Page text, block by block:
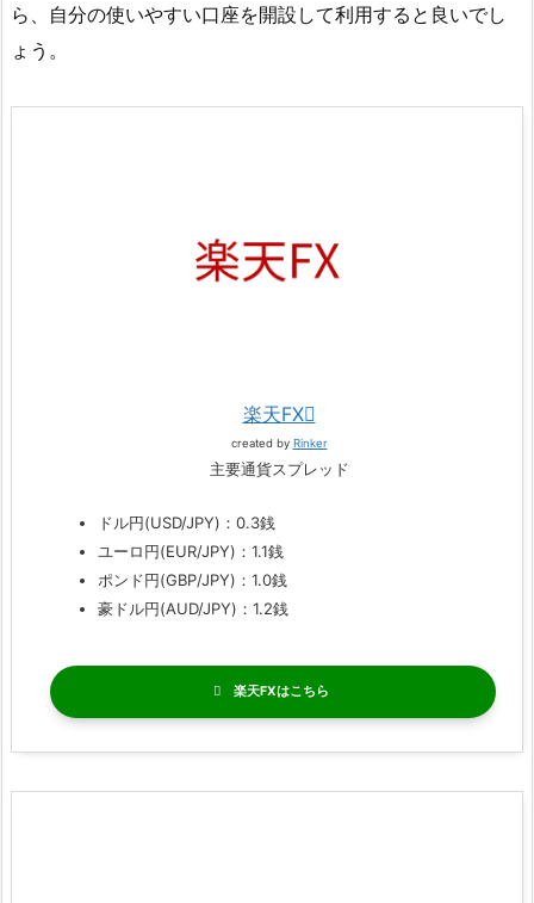
ら、自分の使いやすい口座を開設して利用すると良いでし
ょう。
楽天FX
created by Rinker
主要通貨スプレッド
ドル円(USD/JPY)：0.3銭
ユーロ円(EUR/JPY)：1.1銭
ポンド円(GBP/JPY)：1.0銭
豪ドル円(AUD/JPY)：1.2銭
楽天FX